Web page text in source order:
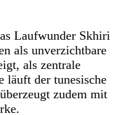
Laufwunder Skhiri
als unverzichtbare
als zentrale
läuft der tunesische
zudem mit